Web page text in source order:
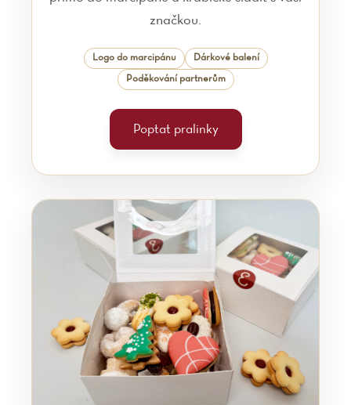
značkou.
Logo do marcipánu Dárkové balení
Poděkování partnerům
Poptat pralinky